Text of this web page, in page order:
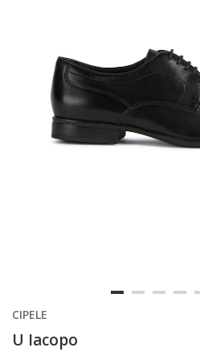
CIPELE
U Iacopo